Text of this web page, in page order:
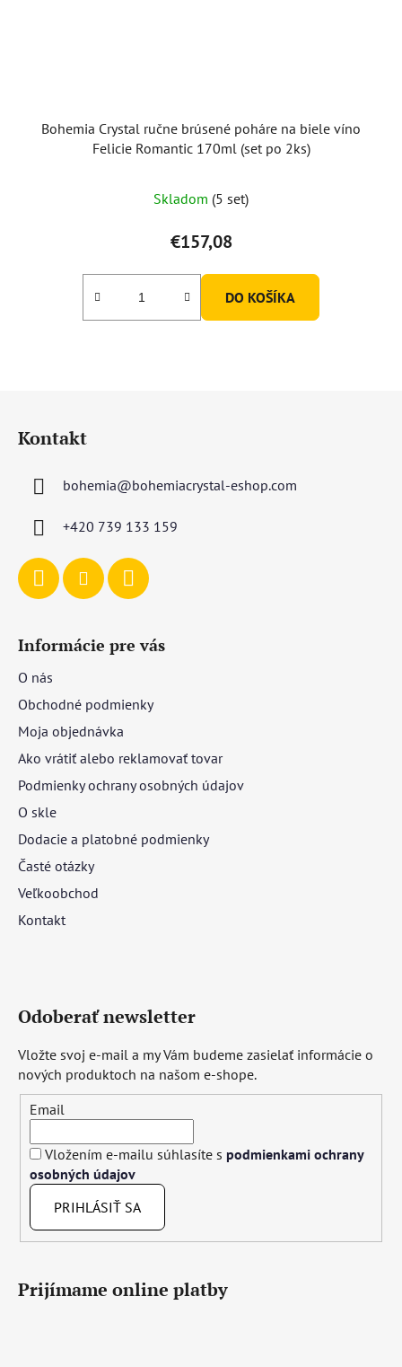
Bohemia Crystal ručne brúsené poháre na biele víno
Felicie Romantic 170ml (set po 2ks)
Skladom (5 set)
€157,08
DO KOŠÍKA
Kontakt
bohemia@bohemiacrystal-eshop.com
+420 739 133 159
Informácie pre vás
O nás
Obchodné podmienky
Moja objednávka
Ako vrátiť alebo reklamovať tovar
Podmienky ochrany osobných údajov
O skle
Dodacie a platobné podmienky
Časté otázky
Veľkoobchod
Kontakt
Odoberať newsletter
Vložte svoj e-mail a my Vám budeme zasielať informácie o
nových produktoch na našom e-shope.
Email
Vložením e-mailu súhlasíte s podmienkami ochrany
osobných údajov
PRIHLÁSIŤ SA
Prijímame online platby